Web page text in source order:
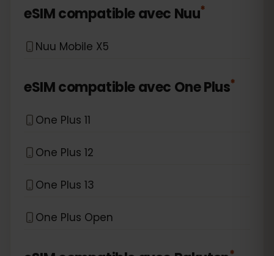
eSIM compatible avec Nuu*
Nuu Mobile X5
eSIM compatible avec One Plus*
One Plus 11
One Plus 12
One Plus 13
One Plus Open